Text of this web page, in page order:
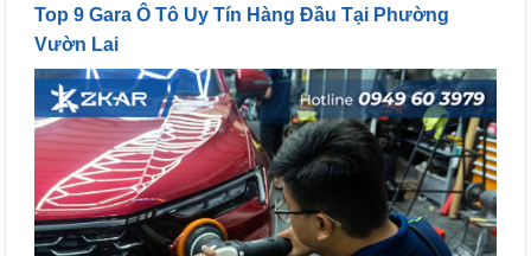
Top 9 Gara Ô Tô Uy Tín Hàng Đầu Tại Phường
Vườn Lai